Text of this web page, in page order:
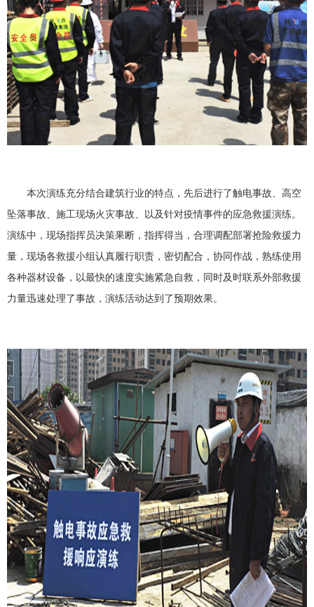
本次演练充分结合建筑行业的特点，先后进行了触电事故、高空
坠落事故、施工现场火灾事故、以及针对疫情事件的应急救援演练。
演练中，现场指挥员决策果断，指挥得当，合理调配部署抢险救援力
量，现场各救援小组认真履行职责，密切配合，协同作战，熟练使用
各种器材设备，以最快的速度实施紧急自救，同时及时联系外部救援
力量迅速处理了事故，演练活动达到了预期效果。